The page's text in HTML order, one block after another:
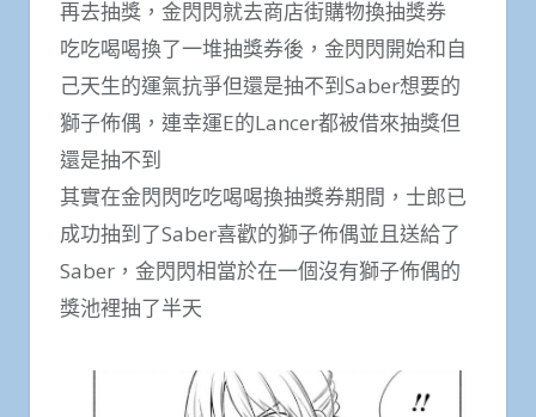
再去抽獎，金閃閃就去商店街購物換抽獎券
吃吃喝喝換了一堆抽獎券後，金閃閃開始和自
己天生的運氣抗爭但還是抽不到Saber想要的
獅子佈偶，連幸運E的Lancer都被借來抽獎但
還是抽不到
其實在金閃閃吃吃喝喝換抽獎券期間，士郎已
成功抽到了Saber喜歡的獅子佈偶並且送給了
Saber，金閃閃相當於在一個沒有獅子佈偶的
獎池裡抽了半天